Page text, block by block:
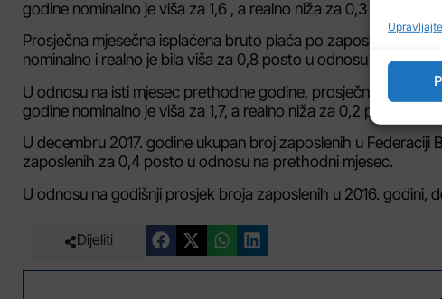
godine nominalno je viša za 1,6 , a realno niža za 0,3 posto,
Prosječna mjesečna isplaćena bruto plaća po zaposlenom za
nominalno i realno je bila viša za 0,8 posto u odnosu na
U odnosu na isti mjesec prethodne godine, prosječna
godine nominalno je viša za 1,7, a realno niža za 0,2 posto.
U decembru 2017. godine ukupan broj zaposlenih u
zaposlenih za 0,4 posto u odnosu na prethodni mjesec.
U odnosu na godišnji prosjek broja zaposlenih u 2016.
Dijeliti